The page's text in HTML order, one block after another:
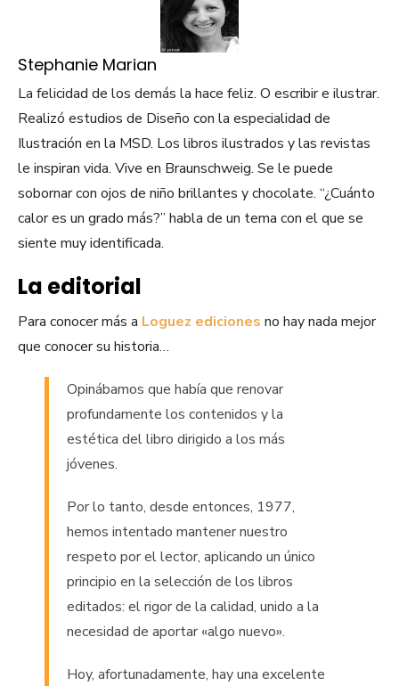
Stephanie Marian
La felicidad de los demás la hace feliz. O escribir e ilustrar.
Realizó estudios de Diseño con la especialidad de
Ilustración en la MSD. Los libros ilustrados y las revistas
le inspiran vida. Vive en Braunschweig. Se le puede
sobornar con ojos de niño brillantes y chocolate. “¿Cuánto
calor es un grado más?” habla de un tema con el que se
siente muy identificada.
La editorial
Para conocer más a Loguez ediciones no hay nada mejor
que conocer su historia…
Opinábamos que había que renovar
profundamente los contenidos y la
estética del libro dirigido a los más
jóvenes.
Por lo tanto, desde entonces, 1977,
hemos intentado mantener nuestro
respeto por el lector, aplicando un único
principio en la selección de los libros
editados: el rigor de la calidad, unido a la
necesidad de aportar «algo nuevo».
Hoy, afortunadamente, hay una excelente